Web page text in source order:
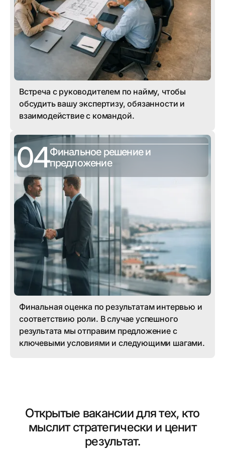
Встреча с руководителем по найму, чтобы
обсудить вашу экспертизу, обязанности и
взаимодействие с командой.
04Финальное решение и
предложение
Финальная оценка по результатам интервью и
соответствию роли. В случае успешного
результата мы отправим предложение с
ключевыми условиями и следующими шагами.
Открытые вакансии для тех, кто
мыслит стратегически и ценит
результат.